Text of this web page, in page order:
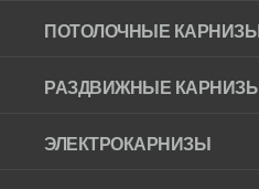
ПОТОЛОЧНЫЕ КАРНИЗЫ
РАЗДВИЖНЫЕ КАРНИЗЫ
ЭЛЕКТРОКАРНИЗЫ